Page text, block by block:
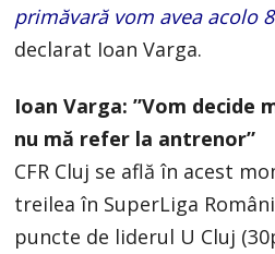
primăvară vom avea acolo
declarat Ioan Varga.
Ioan Varga: ”Vom decide
nu mă refer la antrenor”
CFR Cluj se află în acest
treilea în SuperLiga
puncte de liderul U Cluj